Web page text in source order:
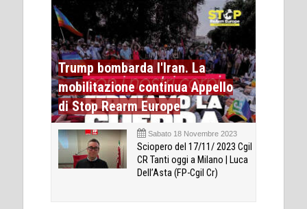
Trump bombarda l'Iran. La
mobilitazione continua Appello
di Stop Rearm Europe
Sabato 18 Novembre 2023
Sciopero del 17/11/ 2023 Cgil
CR Tanti oggi a Milano | Luca
Dell’Asta (FP-Cgil Cr)